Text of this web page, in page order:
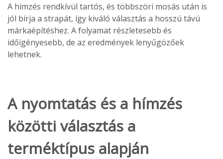
A hímzés rendkívül tartós, és többszöri mosás után is
jól bírja a strapát, így kiváló választás a hosszú távú
márkaépítéshez. A folyamat részletesebb és
időigényesebb, de az eredmények lenyűgözőek
lehetnek.
A nyomtatás és a hímzés
közötti választás a
terméktípus alapján